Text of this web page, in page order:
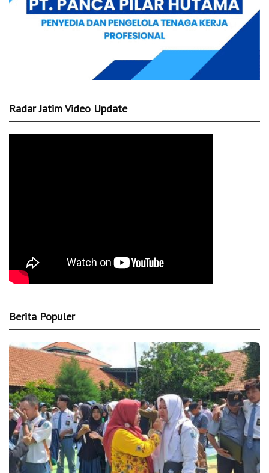
Radar Jatim Video Update
Berita Populer